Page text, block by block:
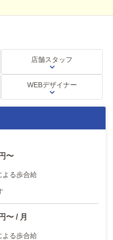
ります！
店舗スタッフ
WEBデザイナー
円〜
よる歩合給
円〜 / 月
よる歩合給